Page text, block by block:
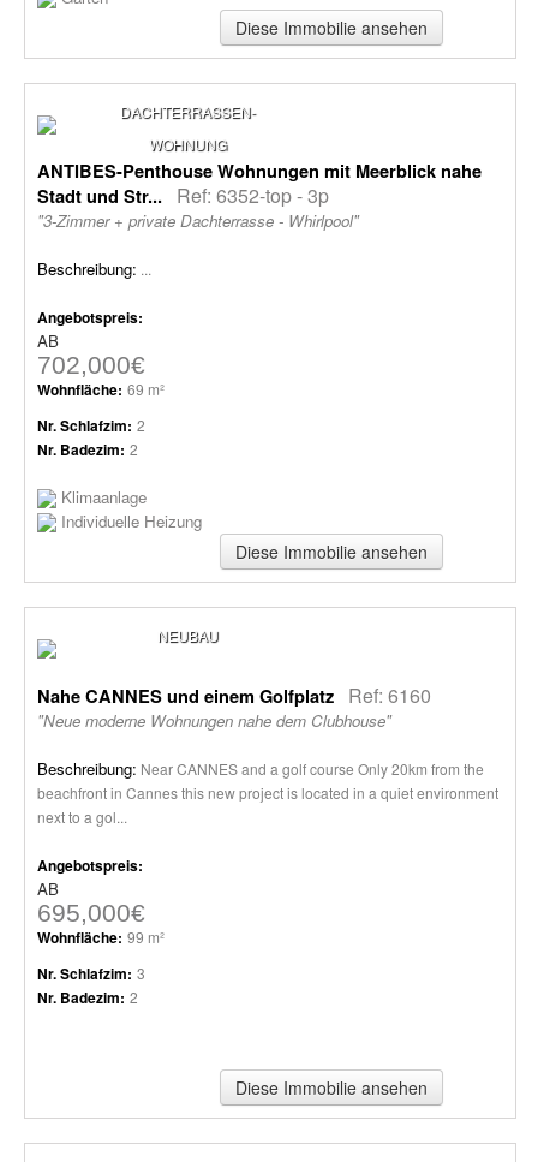
Diese Immobilie ansehen
DACHTERRASSEN-
WOHNUNG
ANTIBES-Penthouse Wohnungen mit Meerblick nahe
Stadt und Str...
Ref: 6352-top - 3p
"3-Zimmer + private Dachterrasse - Whirlpool"
Beschreibung: ...
Angebotspreis:
AB
702,000€
Wohnfläche: 69 m²
Nr. Schlafzim: 2
Nr. Badezim: 2
Klimaanlage
Individuelle Heizung
Diese Immobilie ansehen
NEUBAU
Nahe CANNES und einem Golfplatz Ref: 6160
"Neue moderne Wohnungen nahe dem Clubhouse"
Beschreibung: Near CANNES and a golf course Only 20km from the
beachfront in Cannes this new project is located in a quiet environment
next to a gol...
Angebotspreis:
AB
695,000€
Wohnfläche: 99 m²
Nr. Schlafzim: 3
Nr. Badezim: 2
Diese Immobilie ansehen